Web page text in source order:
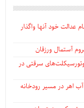
عدالت خود آنها واگذار
آستمال ورزقان
موتورسیکلت‌های سرقتی در
اهر در مسیر رودخانه